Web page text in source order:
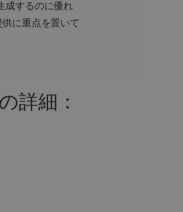
成するのに優れ
に重点を置いて
詳細：